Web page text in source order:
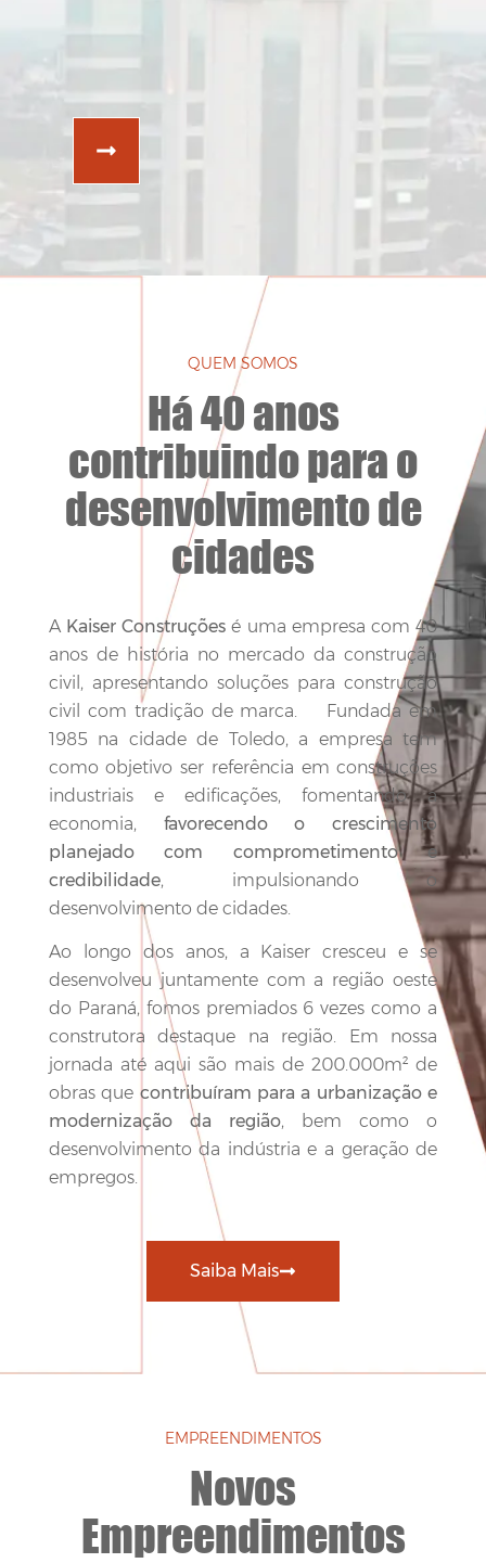
QUEM SOMOS
Há 40 anos
contribuindo para o
desenvolvimento de
cidades
A Kaiser Construções é uma empresa com 40
anos de história no mercado da construção
civil, apresentando soluções para construção
civil com tradição de marca. Fundada em
1985 na cidade de Toledo, a empresa tem
como objetivo ser referência em construções
industriais e edificações, fomentando a
economia, favorecendo o crescimento
planejado com comprometimento e
credibilidade, impulsionando o
desenvolvimento de cidades.
Ao longo dos anos, a Kaiser cresceu e se
desenvolveu juntamente com a região oeste
do Paraná, fomos premiados 6 vezes como a
construtora destaque na região. Em nossa
jornada até aqui são mais de 200.000m² de
obras que contribuíram para a urbanização e
modernização da região, bem como o
desenvolvimento da indústria e a geração de
empregos.
Saiba Mais
EMPREENDIMENTOS
Novos
Empreendimentos